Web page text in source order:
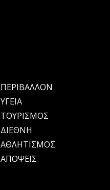
ΠΕΡΙΒΑΛΛΟΝ
ΥΓΕΙΑ
ΤΟΥΡΙΣΜΟΣ
ΔΙΕΘΝΗ
ΑΘΛΗΤΙΣΜΟΣ
ΑΠΟΨΕΙΣ